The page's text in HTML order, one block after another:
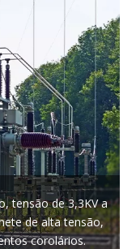
tensão de 3,3KV a
de alta tensão,
corolários.